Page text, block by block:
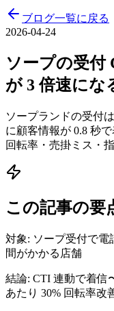
ブログ一覧に戻る
2026-04-24
ソープの受付
が 3 倍速にな
ソープランドの受付
に顧客情報が 0.8 秒
回転率・売掛ミス・
この記事の要
対象: ソープ受付で電
間がかかる店舗
結論: CTI 連動で着信
あたり 30% 回転率改